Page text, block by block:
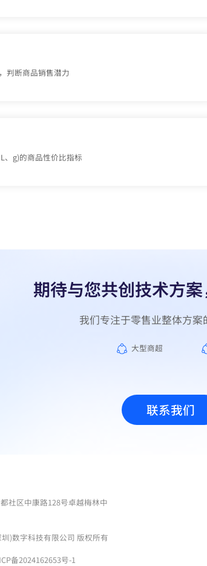
判断商品销售潜力
、g)的商品性价比指标
期待与您共创技术方
大型商超
联系我们
社区中康路128号卓越梅林中
)数字科技有限公司 版权所有
备2024162653号-1